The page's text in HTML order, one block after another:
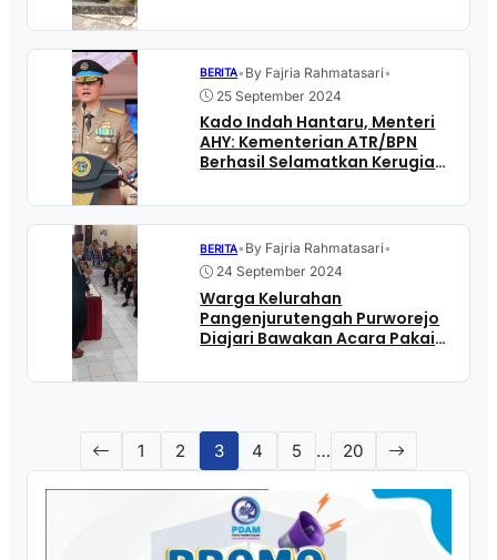
BERITA• By Fajria Rahmatasari•
25 September 2024
Kado Indah Hantaru, Menteri
AHY: Kementerian ATR/BPN
Berhasil Selamatkan Kerugian
BERITA• By Fajria Rahmatasari•
24 September 2024
Warga Kelurahan
Pangenjurutengah Purworejo
Diajari Bawakan Acara Pakai
1 2 3 4 5 … 20